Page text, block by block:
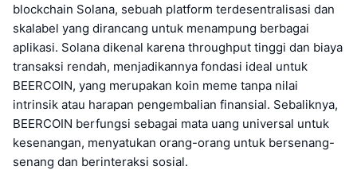
blockchain Solana, sebuah platform terdesentralisasi dan
skalabel yang dirancang untuk menampung berbagai
aplikasi. Solana dikenal karena throughput tinggi dan biaya
transaksi rendah, menjadikannya fondasi ideal untuk
BEERCOIN, yang merupakan koin meme tanpa nilai
intrinsik atau harapan pengembalian finansial. Sebaliknya,
BEERCOIN berfungsi sebagai mata uang universal untuk
kesenangan, menyatukan orang-orang untuk bersenang-
senang dan berinteraksi sosial.